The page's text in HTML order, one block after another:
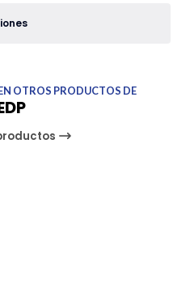
OTROS PRODUCTOS DE